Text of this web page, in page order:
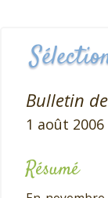
Bulletin
1 août 2006
Résumé